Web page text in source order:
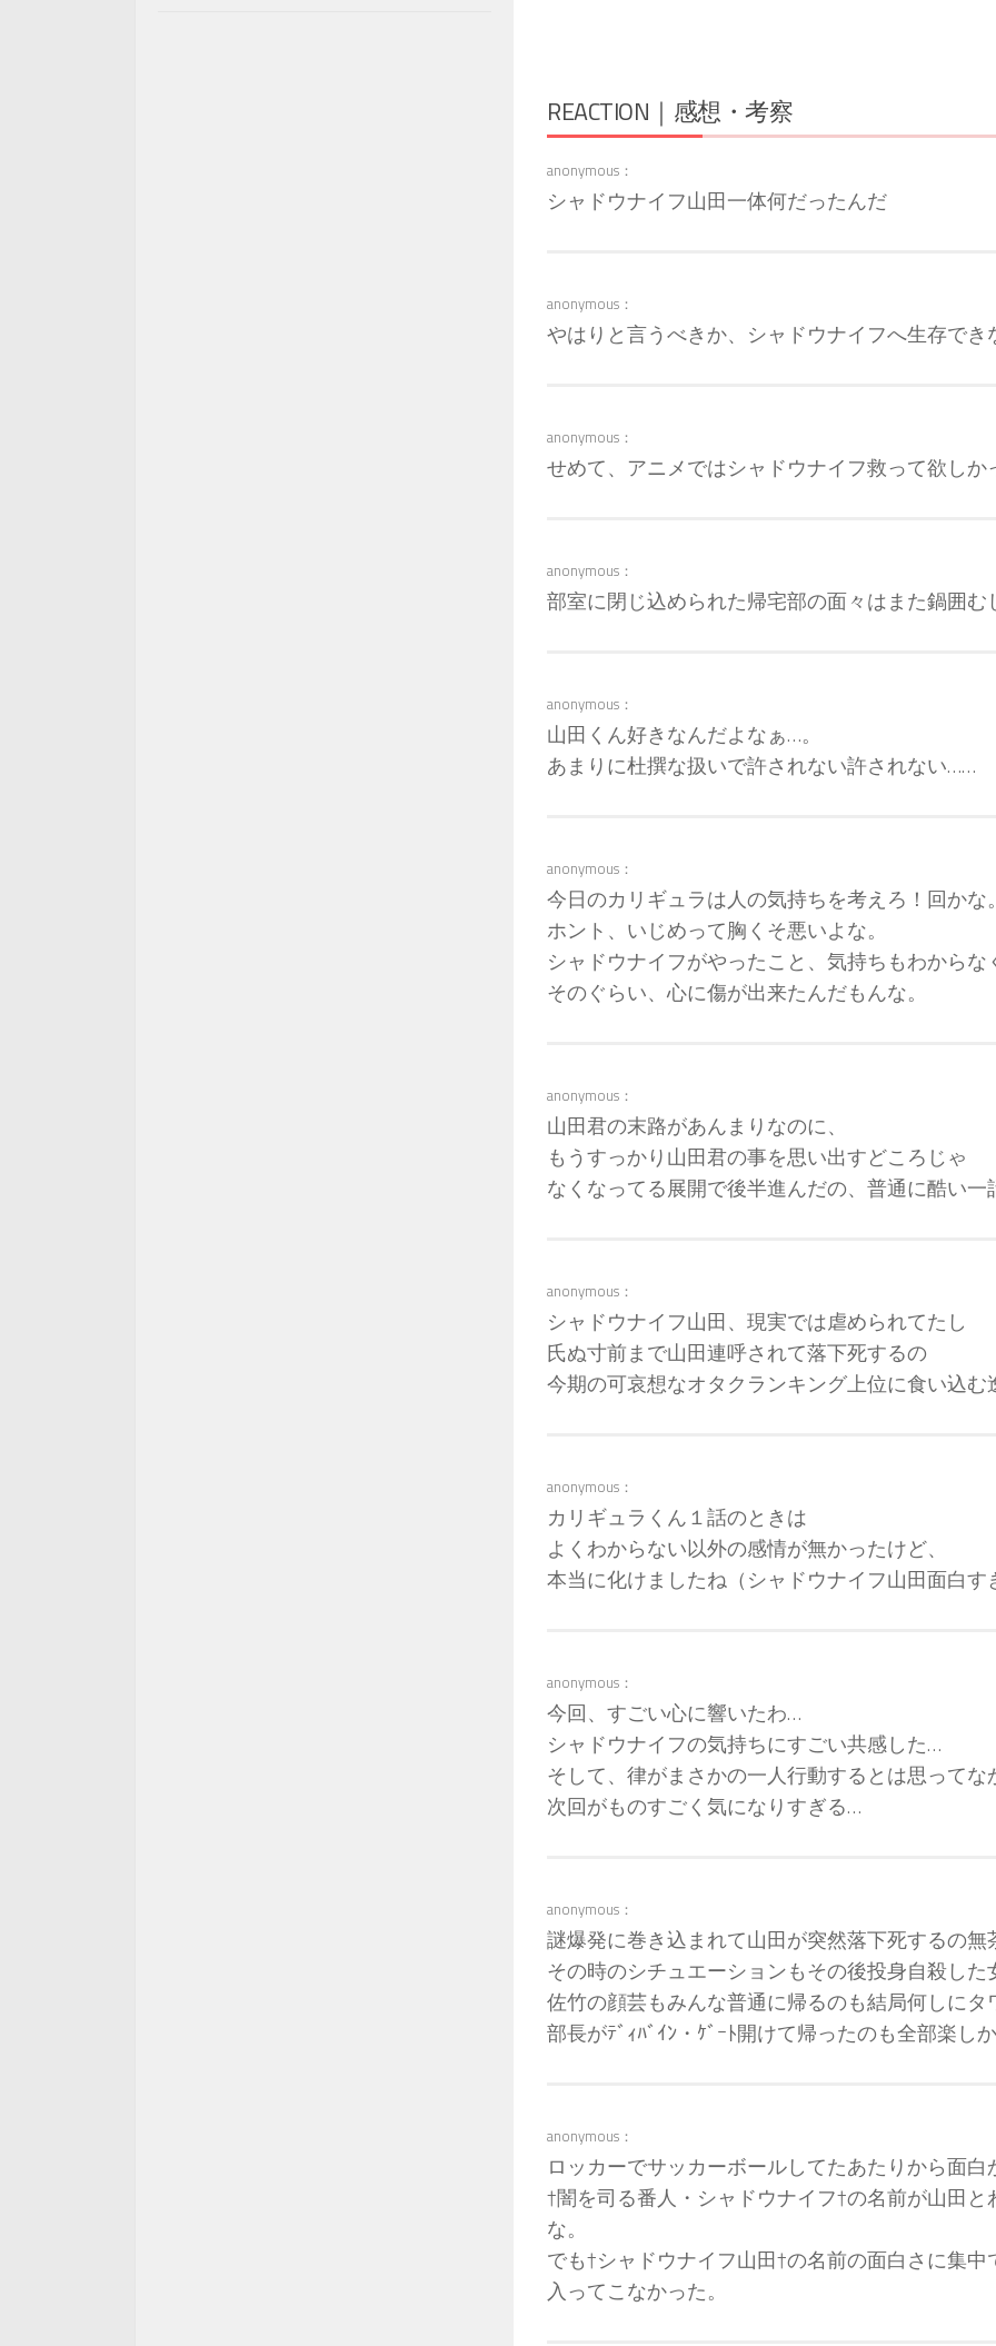
REACTION｜感想・考察
anonymous：
シャドウナイフ山田一体何だったんだ
anonymous：
やはりと言うべきか、シャドウナイフへ生存でき
anonymous：
せめて、アニメではシャドウナイフ救って欲し
anonymous：
部室に閉じ込められた帰宅部の面々はまた鍋囲む
anonymous：
山田くん好きなんだよなぁ…。
あまりに杜撰な扱いで許されない許されない……
anonymous：
今日のカリギュラは人の気持ちを考えろ！回かな。
ホント、いじめって胸くそ悪いよな。
シャドウナイフがやったこと、気持ちもわからな
そのぐらい、心に傷が出来たんだもんな。
anonymous：
山田君の末路があんまりなのに、
もうすっかり山田君の事を思い出すどころじゃ
なくなってる展開で後半進んだの、普通に酷い一
anonymous：
シャドウナイフ山田、現実では虐められてたし
氏ぬ寸前まで山田連呼されて落下死するの
今期の可哀想なオタクランキング上位に食い込む
anonymous：
カリギュラくん１話のときは
よくわからない以外の感情が無かったけど、
本当に化けましたね（シャドウナイフ山田面白す
anonymous：
今回、すごい心に響いたわ…
シャドウナイフの気持ちにすごい共感した…
そして、律がまさかの一人行動するとは思って
次回がものすごく気になりすぎる…
anonymous：
謎爆発に巻き込まれて山田が突然落下死するの無
その時のシチュエーションもその後投身自殺した
佐竹の顔芸もみんな普通に帰るのも結局何しに
部長がﾃﾞｨﾊﾞｲﾝ・ｹﾞｰﾄ開けて帰ったのも全部楽し
anonymous：
ロッカーでサッカーボールしてたあたりから面白
†闇を司る番人・シャドウナイフ†の名前が山田
な。
でも†シャドウナイフ山田†の名前の面白さに集
入ってこなかった。